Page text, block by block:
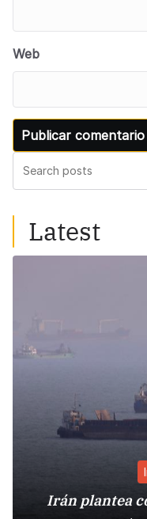
Web
Latest
plantea